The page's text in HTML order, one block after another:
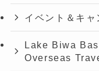
イベント＆キャ
Lake Biwa
Overseas